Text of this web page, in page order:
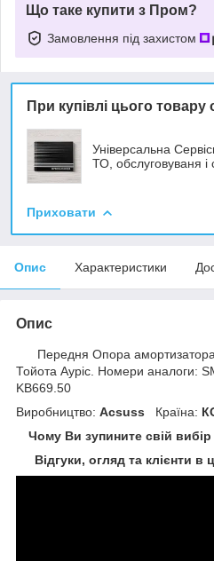
Що таке купити з Пром?
Замовлення під захистом
При купівлі цього
Універсальна
ТО, обслуговуваня і
Приховати
Опис Характеристики
Опис
Передня Опора амортизатора
Тойота Ауріс. Номери аналоги:
KB669.50
Виробництво: Acsuss Країна:
Чому Ви зупините свій
Відгуки, огляд та клієнти